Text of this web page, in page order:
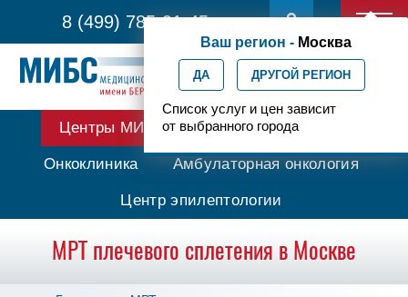
8 (499) 785-91-45
Ваш регион - Москва
ДА ДРУГОЙ РЕГИОН
Список услуг и цен зависит
от выбранного города
Центры МИБС Протонная терапия
Онкоклиника Амбулаторная онкология
Центр эпилептологии
МРТ плечевого сплетения в Москве